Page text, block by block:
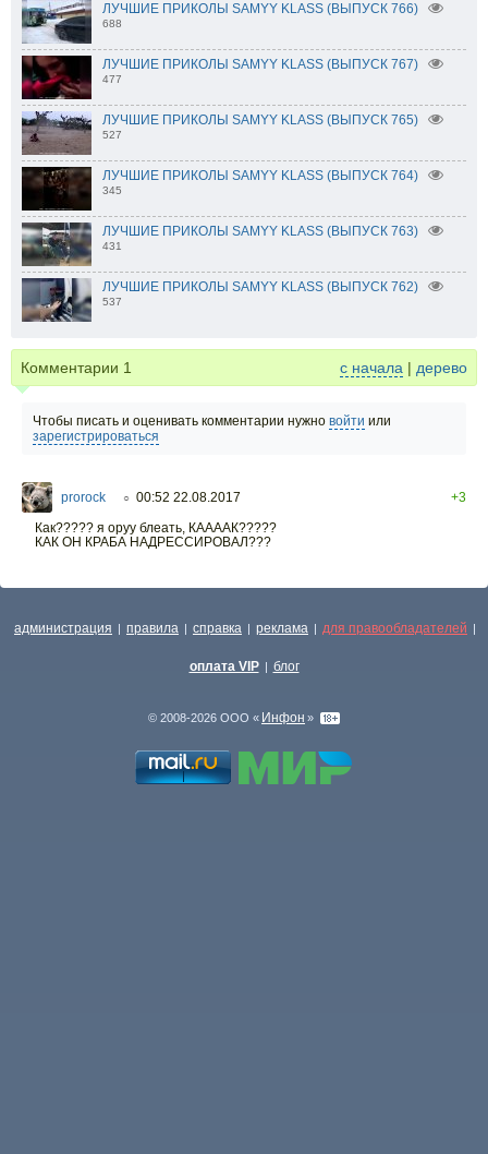
ЛУЧШИЕ ПРИКОЛЫ SAMYY KLASS (ВЫПУСК 766)
688
ЛУЧШИЕ ПРИКОЛЫ SAMYY KLASS (ВЫПУСК 767)
477
ЛУЧШИЕ ПРИКОЛЫ SAMYY KLASS (ВЫПУСК 765)
527
ЛУЧШИЕ ПРИКОЛЫ SAMYY KLASS (ВЫПУСК 764)
345
ЛУЧШИЕ ПРИКОЛЫ SAMYY KLASS (ВЫПУСК 763)
431
ЛУЧШИЕ ПРИКОЛЫ SAMYY KLASS (ВЫПУСК 762)
537
Комментарии 1 с начала | дерево
Чтобы писать и оценивать комментарии нужно войти или
зарегистрироваться
prorock ○ 00:52 22.08.2017
+3
Как????? я оруу блеать, КААААК?????
КАК ОН КРАБА НАДРЕССИРОВАЛ???
администрация | правила | справка | реклама | для правообладателей |
оплата VIP | блог
© 2008-2026 ООО « Инфон »